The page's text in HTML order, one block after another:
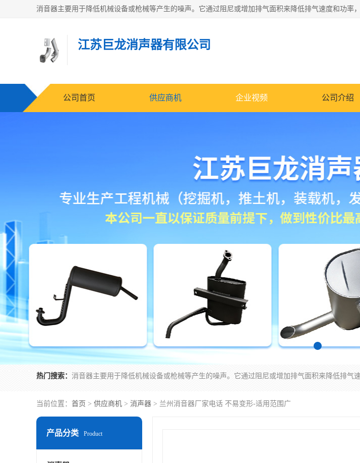
江苏巨龙消声器有限公司
公司首页 供应商机 企业视频 公司介绍
热门搜索：
当前位置： 首页 > 供应商机 > 消声器 > 兰州消音器厂家电话 不易变形-适用范围广
产品分类 Product